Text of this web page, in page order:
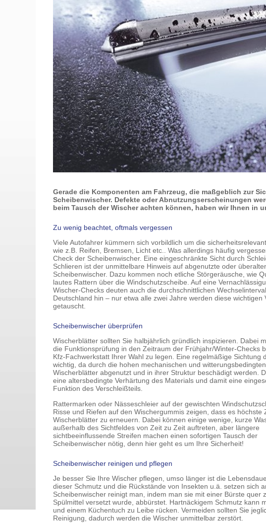
Gerade die Komponenten am Fahrzeug, die maßgeblich zur
Scheibenwischer. Defekte oder Abnutzungserscheinungen
beim Tausch der Wischer achten können, haben wir Ihnen in
Zu wenig beachtet, oftmals vergessen
Viele Autofahrer kümmern sich vorbildlich um die
wie z.B. Reifen, Bremsen, Licht etc.. Was allerdings häufig
Check der Scheibenwischer. Eine eingeschränkte Sicht durch
Schlieren ist der unmittelbare Hinweis auf abgenutzte oder
Scheibenwischer. Dazu kommen noch etliche Störgeräusche, wie
lautes Rattern über die Windschutzscheibe. Auf eine
Wischer-Checks deuten auch die durchschnittlichen
Deutschland hin – nur etwa alle zwei Jahre werden diese wichtigen
getauscht.
Scheibenwischer überprüfen
Wischerblätter sollten Sie halbjährlich gründlich inspizieren. Dabei
die Funktionsprüfung in den Zeitraum der Frühjahr/Winter-Checks
Kfz-Fachwerkstatt Ihrer Wahl zu legen. Eine regelmäßige Sichtung
wichtig, da durch die hohen mechanischen und
Wischerblätter abgenutzt und in ihrer Struktur beschädigt werden.
eine altersbedingte Verhärtung des Materials und damit eine
Funktion des Verschleißteils.
Rattermarken oder Nässeschleier auf der gewischten
Risse und Riefen auf den Wischergummis zeigen, dass es höchste
Wischerblätter zu erneuern. Dabei können einige wenige, kurze
außerhalb des Sichtfeldes von Zeit zu Zeit auftreten, aber längere
sichtbeeinflussende Streifen machen einen sofortigen Tausch der
Scheibenwischer nötig, denn hier geht es um Ihre Sicherheit!
Scheibenwischer reinigen und pflegen
Je besser Sie Ihre Wischer pflegen, umso länger ist die
dieser Schmutz und die Rückstände von Insekten u.ä. setzen sich
Scheibenwischer reinigt man, indem man sie mit einer Bürste
Spülmittel versetzt wurde, abbürstet. Hartnäckigem Schmutz kann
und einem Küchentuch zu Leibe rücken. Vermeiden sollten Sie
Reinigung, dadurch werden die Wischer unmittelbar zerstört.